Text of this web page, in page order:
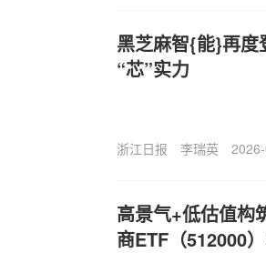
黑芝麻智{能}再
“芯”实力
浙江日报 李瑞英
高景气+低估值构
商ETF（512000